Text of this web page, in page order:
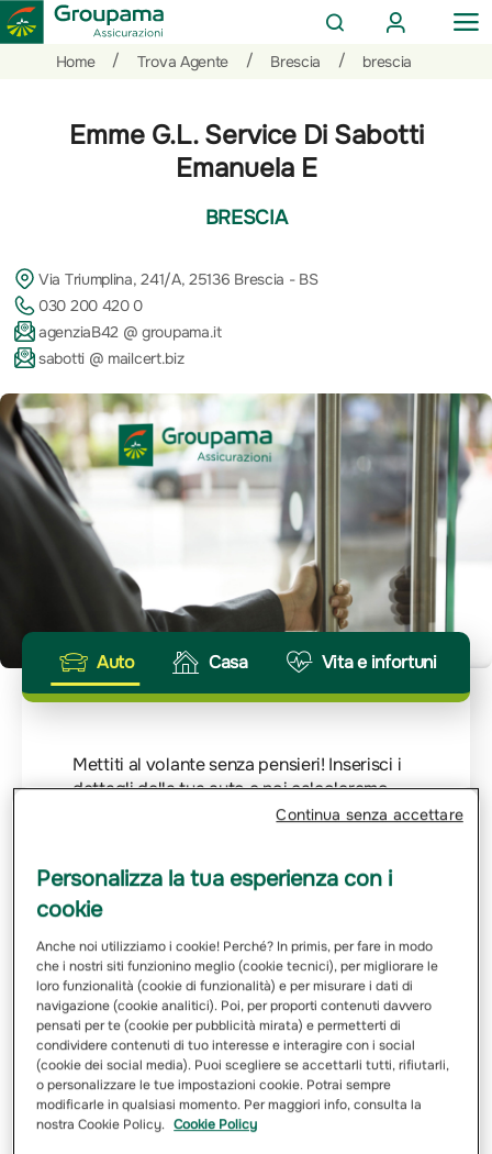
CERCA
AREA
CLIENTI
Home
/ Trova Agente / Brescia / brescia
Emme G.L. Service Di Sabotti
Emanuela E
BRESCIA
Via Triumplina, 241/A, 25136 Brescia - BS
030 200 420 0
agenziaB42 @ groupama.it
sabotti @ mailcert.biz
Auto Casa Vita e infortuni
Mettiti al volante senza pensieri! Inserisci i
dettagli della tua auto e noi calcoleremo
velocemente il tuo preventivo. Ogni viaggio
Inserisci Targa
Email
Ho letto e ho compreso l’informativa sulle finalitàe sulle
modalità del trattamento dei miei dati personali
Richiedi Preventivo
Personalizza la tua esperienza con i
cookie
Anche noi utilizziamo i cookie! Perché? In primis, per fare in modo
che i nostri siti funzionino meglio (cookie tecnici), per migliorare le
loro funzionalità (cookie di funzionalità) e per misurare i dati di
navigazione (cookie analitici). Poi, per proporti contenuti davvero
pensati per te (cookie per pubblicità mirata) e permetterti di
condividere contenuti di tuo interesse e interagire con i social
(cookie dei social media). Puoi scegliere se accettarli tutti, rifiutarli,
o personalizzare le tue impostazioni cookie. Potrai sempre
modificarle in qualsiasi momento. Per maggiori info, consulta la
nostra Cookie Policy. Cookie Policy
Continua senza accettare